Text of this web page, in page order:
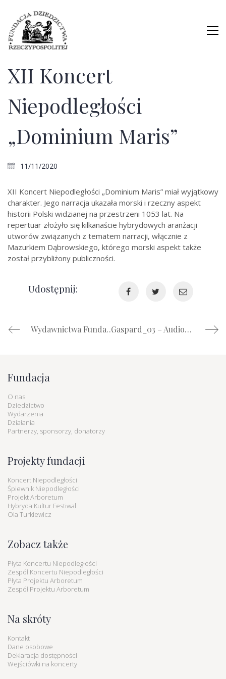
XII Koncert
Niepodległości
„Dominium Maris”
11/11/2020
XII Koncert Niepodległości „Dominium Maris” miał wyjątkowy
charakter. Jego narracja ukazała morski i rzeczny aspekt
historii Polski widzianej na przestrzeni 1053 lat. Na
repertuar złożyło się kilkanaście hybrydowych aranżacji
utworów związanych z tematem narracji, włącznie z
Mazurkiem Dąbrowskiego, którego morski aspekt także
został przybliżony publiczności.
Udostępnij:
Wydawnictwa Fundacji Dziedzictwa Rzeczypospolitej dla Polaków na Ukrainie Gaspard_03 – Audiobook fantasy w formule wideo
Fundacja
O nas
Dziedzictwo
Wydarzenia
Działania
Partnerzy, sponsorzy, donatorzy
Projekty fundacji
Koncert Niepodległości
Śpiewnik Niepodległości
Projekt Arboretum
Hybryda Kultur Festiwal
Ola Turkiewicz
Zobacz także
Płyta Koncertu Niepodległości
Zespół Koncertu Niepodległości
Płyta Projektu Arboretum
Zespół Projektu Arboretum
Na skróty
Kontakt
Dane osobowe
Deklaracja dostępności
Wejściówki na koncerty